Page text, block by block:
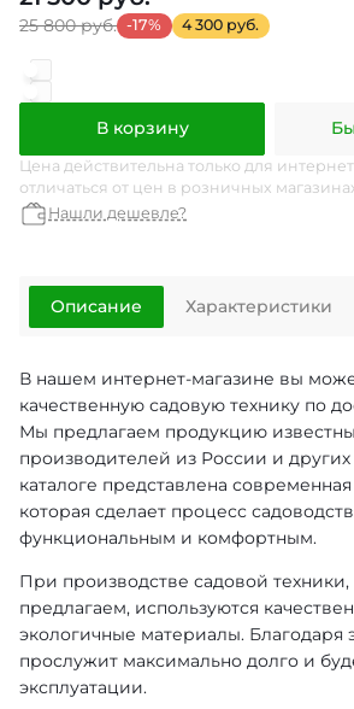
25 800 руб. -17% 4 300 руб.
В корзину
Цена действительна только для
отличаться от цен в розничных
Нашли дешевле?
Описание
В нашем интернет-магазине вы
качественную садовую технику по
Мы предлагаем продукцию
производителей из России и
каталоге представлена
которая сделает процесс
функциональным и комфортным.
При производстве садовой
предлагаем, используются
экологичные материалы. Благодаря
прослужит максимально долго и
эксплуатации.
Характеристики